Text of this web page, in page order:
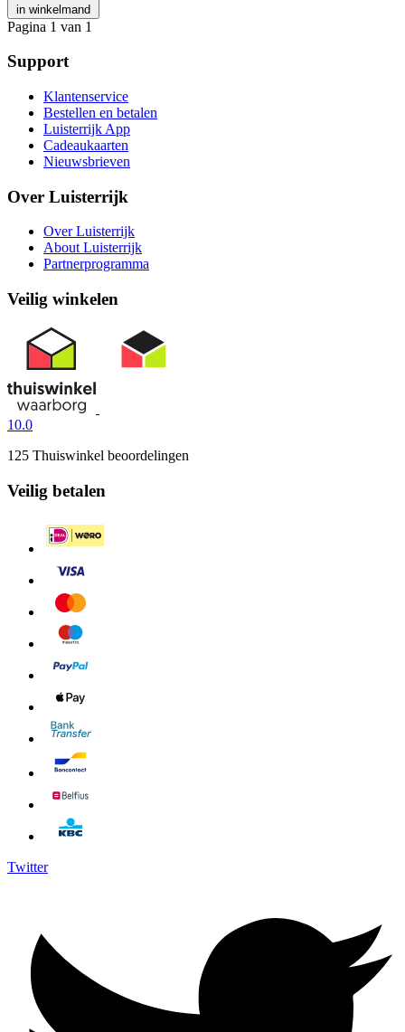
in winkelmand
Pagina 1 van 1
Support
Klantenservice
Bestellen en betalen
Luisterrijk App
Cadeaukaarten
Nieuwsbrieven
Over Luisterrijk
Over Luisterrijk
About Luisterrijk
Partnerprogramma
Veilig winkelen
10.0
125 Thuiswinkel beoordelingen
Veilig betalen
Twitter